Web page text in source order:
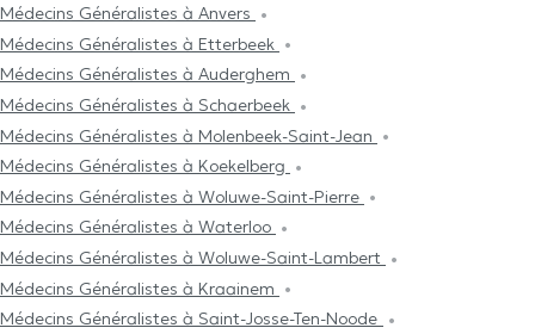
Médecins Généralistes à Anvers
Médecins Généralistes à Etterbeek
Médecins Généralistes à Auderghem
Médecins Généralistes à Schaerbeek
Médecins Généralistes à Molenbeek-Saint-Jean
Médecins Généralistes à Koekelberg
Médecins Généralistes à Woluwe-Saint-Pierre
Médecins Généralistes à Waterloo
Médecins Généralistes à Woluwe-Saint-Lambert
Médecins Généralistes à Kraainem
Médecins Généralistes à Saint-Josse-Ten-Noode